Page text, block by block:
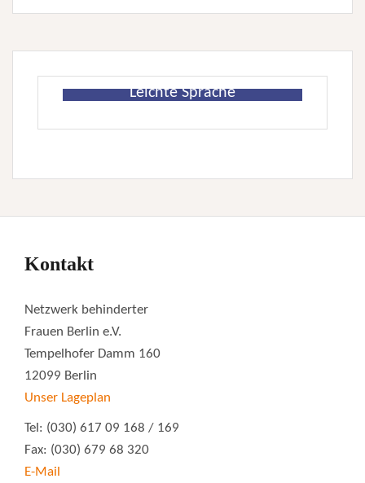
Leichte Sprache
Kontakt
Netzwerk behinderter
Frauen Berlin e.V.
Tempelhofer Damm 160
12099 Berlin
Unser Lageplan
Tel: (030) 617 09 168 / 169
Fax: (030) 679 68 320
E-Mail